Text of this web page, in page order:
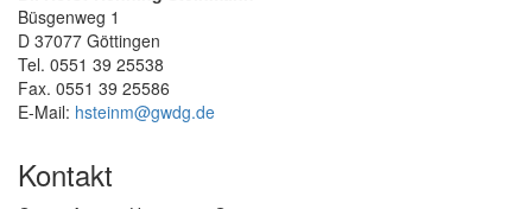
Büsgenweg 1
D 37077 Göttingen
Tel. 0551 39 25538
Fax. 0551 39 25586
E-Mail: hsteinm@gwdg.de
Kontakt